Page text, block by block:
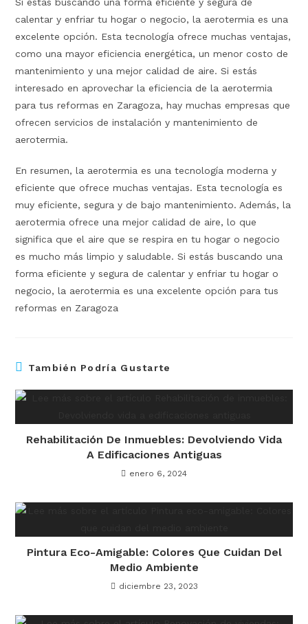
calentar y enfriar tu hogar o negocio, la aerotermia es una
excelente opción. Esta tecnología ofrece muchas ventajas,
como una mayor eficiencia energética, un menor costo de
mantenimiento y una mejor calidad de aire. Si estás
interesado en aprovechar la eficiencia de la aerotermia
para tus reformas en Zaragoza, hay muchas empresas que
ofrecen servicios de instalación y mantenimiento de
aerotermia.
En resumen, la aerotermia es una tecnología moderna y
eficiente que ofrece muchas ventajas. Esta tecnología es
muy eficiente, segura y de bajo mantenimiento. Además, la
aerotermia ofrece una mejor calidad de aire, lo que
significa que el aire que se respira en tu hogar o negocio
es mucho más limpio y saludable. Si estás buscando una
forma eficiente y segura de calentar y enfriar tu hogar o
negocio, la aerotermia es una excelente opción para tus
reformas en Zaragoza
También Podría Gustarte
Rehabilitación De Inmuebles: Devolviendo Vida
A Edificaciones Antiguas
enero 6, 2024
Pintura Eco-Amigable: Colores Que Cuidan Del
Medio Ambiente
diciembre 23, 2023